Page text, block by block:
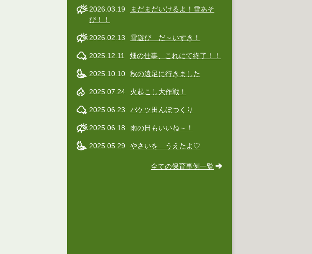
2026.03.19
まだまだいけるよ！雪あそ
び！！
2026.02.13 雪遊び だ～いすき！
2025.12.11 畑の仕事、これにて終了！！
2025.10.10 秋の遠足に行きました
2025.07.24 火起こし大作戦！
2025.06.23 バケツ田んぼつくり
2025.06.18 雨の日もいいね～！
2025.05.29 やさいを うえたよ♡
全ての保育事例一覧